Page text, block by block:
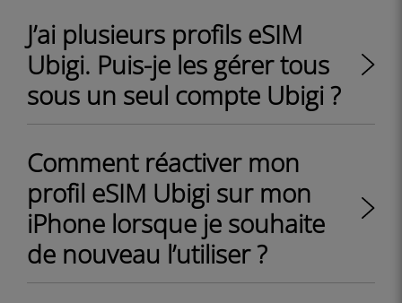
J’ai plusieurs profils eSIM
Ubigi. Puis-je les gérer tous
sous un seul compte Ubigi ?
Comment réactiver mon
profil eSIM Ubigi sur mon
iPhone lorsque je souhaite
de nouveau l’utiliser ?